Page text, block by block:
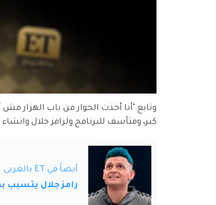
وتابع "أنا أخذت الحوار من باب الهزار
كبر، ومتأسف للبرنامج ولرامز جلال
أيضاً في ET بالعربي
رامز جلال يتسبب بمعاقبة 3 موظفين بالمسرح القومي